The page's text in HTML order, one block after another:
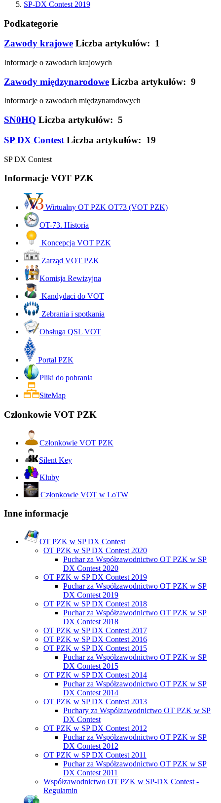
SP-DX Contest 2019
Podkategorie
Zawody krajowe Liczba artykułów: 1
Informacje o zawodach krajowych
Zawody międzynarodowe Liczba artykułów: 9
Informacje o zawodach międzynarodowych
SN0HQ Liczba artykułów: 5
SP DX Contest Liczba artykułów: 19
SP DX Contest
Informacje VOT PZK
Wirtualny OT PZK OT73 (VOT PZK)
OT-73. Historia
Koncepcja VOT PZK
Zarząd VOT PZK
Komisja Rewizyjna
Kandydaci do VOT
Zebrania i spotkania
Obsługa QSL VOT
Portal PZK
Pliki do pobrania
SiteMap
Członkowie VOT PZK
Członkowie VOT PZK
Silent Key
Kluby
Członkowie VOT w LoTW
Inne informacje
OT PZK w SP DX Contest
OT PZK w SP DX Contest 2020
Puchar za Współzawodnictwo OT PZK w SP
DX Contest 2020
OT PZK w SP DX Contest 2019
Puchar za Współzawodnictwo OT PZK w SP
DX Contest 2019
OT PZK w SP DX Contest 2018
Puchar za Współzawodnictwo OT PZK w SP
DX Contest 2018
OT PZK w SP DX Contest 2017
OT PZK w SP DX Contest 2016
OT PZK w SP DX Contest 2015
Puchar za Współzawodnictwo OT PZK w SP
DX Contest 2015
OT PZK w SP DX Contest 2014
Puchar za Współzawodnictwo OT PZK w SP
DX Contest 2014
OT PZK w SP DX Contest 2013
Puchary za Wspólzawodnictwo OT PZK w SP
DX Contest
OT PZK w SP DX Contest 2012
Puchar za Współzawodnictwo OT PZK w SP
DX Contest 2012
OT PZK w SP DX Contest 2011
Puchar za Współzawodnictwo OT PZK w SP
DX Contest 2011
Współzawodnictwo OT PZK w SP-DX Contest -
Regulamin